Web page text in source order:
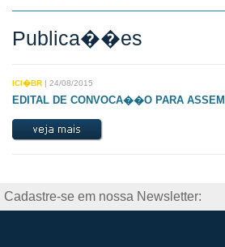
Publica��es
ICI�BR | 24/08/2015
EDITAL DE CONVOCA��O PARA
Cadastre-se em nossa Newsletter: